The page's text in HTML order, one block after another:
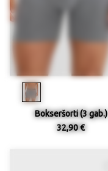
Bokseršorti (3 gab.)
32,90 €